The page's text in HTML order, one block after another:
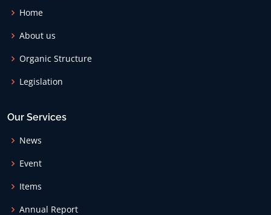
Home
About us
Organic Structure
Legislation
Our Services
News
Event
Items
Annual Report